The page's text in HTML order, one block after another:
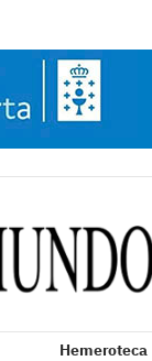
Hemeroteca